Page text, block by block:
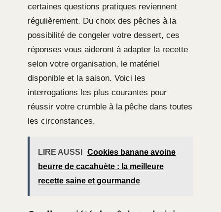
certaines questions pratiques reviennent
régulièrement. Du choix des pêches à la
possibilité de congeler votre dessert, ces
réponses vous aideront à adapter la recette
selon votre organisation, le matériel
disponible et la saison. Voici les
interrogations les plus courantes pour
réussir votre crumble à la pêche dans toutes
les circonstances.
LIRE AUSSI
Cookies banane avoine
beurre de cacahuète : la meilleure
recette saine et gourmande